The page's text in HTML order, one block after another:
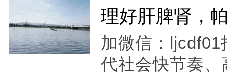
理好肝脾肾，
加微信：ljcdf01
代社会快节奏